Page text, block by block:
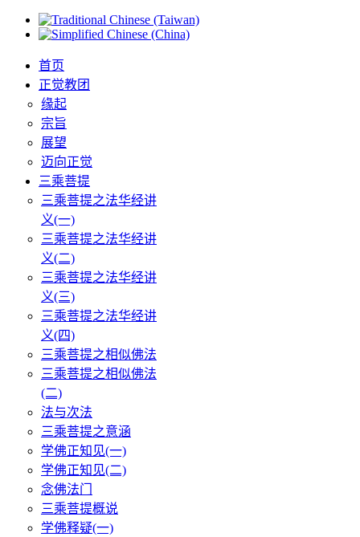
首页
正觉教团
缘起
宗旨
展望
迈向正觉
三乘菩提
三乘菩提之法华经讲
义(一)
三乘菩提之法华经讲
义(二)
三乘菩提之法华经讲
义(三)
三乘菩提之法华经讲
义(四)
三乘菩提之相似佛法
三乘菩提之相似佛法
(二)
法与次法
三乘菩提之意涵
学佛正知见(一)
学佛正知见(二)
念佛法门
三乘菩提概说
学佛释疑(一)